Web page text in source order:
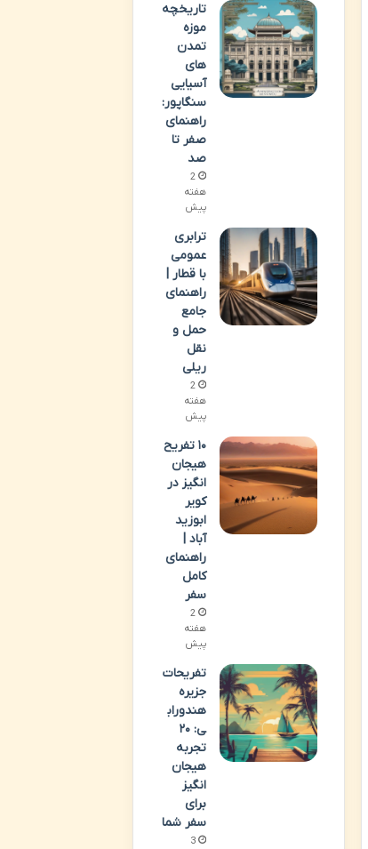
تاریخچه
موزه
تمدن
های
آسیایی
سنگاپور:
راهنمای
صفر تا
صد
2
هفته
پیش
ترابری
عمومی
با قطار |
راهنمای
جامع
حمل و
نقل
ریلی
2
هفته
پیش
۱۰ تفریح
هیجان
انگیز در
کویر
ابوزید
آباد |
راهنمای
کامل
سفر
2
هفته
پیش
تفریحات
جزیره
هندوراب
ی: ۲۰
تجربه
هیجان
انگیز
برای
سفر شما
3